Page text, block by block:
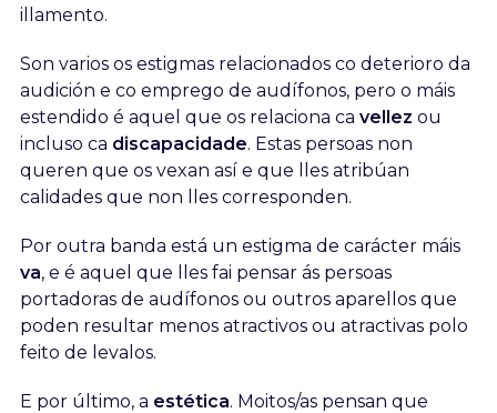
illamento.
Son varios os estigmas relacionados co deterioro da
audición e co emprego de audífonos, pero o máis
estendido é aquel que os relaciona ca vellez ou
incluso ca discapacidade. Estas persoas non
queren que os vexan así e que lles atribúan
calidades que non lles corresponden.
Por outra banda está un estigma de carácter máis
va, e é aquel que lles fai pensar ás persoas
portadoras de audífonos ou outros aparellos que
poden resultar menos atractivos ou atractivas polo
feito de levalos.
E por último, a estética. Moitos/as pensan que